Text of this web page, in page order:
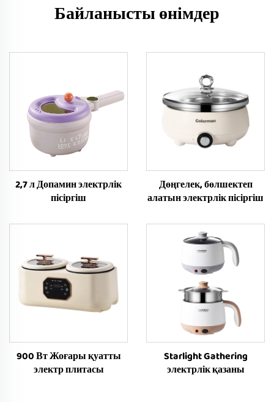
Байланысты өнімдер
2,7 л Допамин электрлік
пісіргіш
Дөңгелек, бөлшектеп
алатын электрлік пісіргіш
900 Вт Жоғары қуатты
электр плитасы
Starlight Gathering
электрлік қазаны